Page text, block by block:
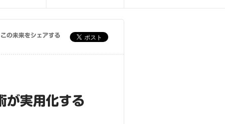
この未来をシェアする
が実用化する